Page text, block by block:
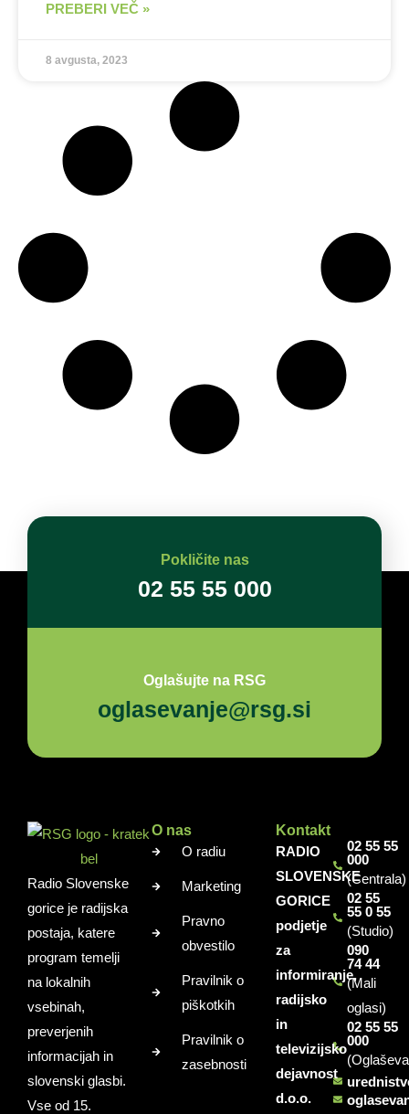
PREBERI VEČ »
8 avgusta, 2023
Pokličite nas
02 55 55 000
Oglašujte na RSG
oglasevanje@rsg.si
Radio Slovenske
gorice je radijska
postaja, katere
program temelji
na lokalnih
vsebinah,
preverjenih
informacijah in
slovenski glasbi.
Vse od 15.
O nas
O radiu
Marketing
Pravno
obvestilo
Pravilnik o
piškotkih
Pravilnik o
zasebnosti
Kontakt
RADIO
SLOVENSKE
GORICE
podjetje
za
informiranje,
radijsko
in
televizijsko
dejavnost
d.o.o.
02 55 55
000
(Centrala)
02 55
55 0 55
(Studio)
090
74 44
(Mali
oglasi)
02 55 55
000